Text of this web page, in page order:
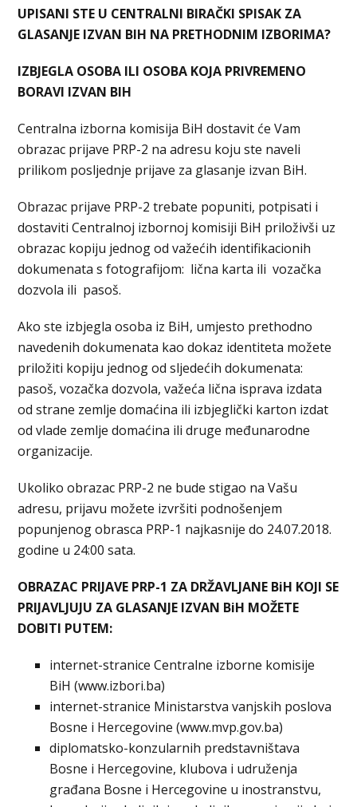
UPISANI STE U CENTRALNI BIRAČKI SPISAK ZA
GLASANJE IZVAN BIH NA PRETHODNIM IZBORIMA?
IZBJEGLA OSOBA ILI OSOBA KOJA PRIVREMENO
BORAVI IZVAN BIH
Centralna izborna komisija BiH dostavit će Vam
obrazac prijave PRP-2 na adresu koju ste naveli
prilikom posljednje prijave za glasanje izvan BiH.
Obrazac prijave PRP-2 trebate popuniti, potpisati i
dostaviti Centralnoj izbornoj komisiji BiH priloživši uz
obrazac kopiju jednog od važećih identifikacionih
dokumenata s fotografijom: lična karta ili vozačka
dozvola ili pasoš.
Ako ste izbjegla osoba iz BiH, umjesto prethodno
navedenih dokumenata kao dokaz identiteta možete
priložiti kopiju jednog od sljedećih dokumenata:
pasoš, vozačka dozvola, važeća lična isprava izdata
od strane zemlje domaćina ili izbjeglički karton izdat
od vlade zemlje domaćina ili druge međunarodne
organizacije.
Ukoliko obrazac PRP-2 ne bude stigao na Vašu
adresu, prijavu možete izvršiti podnošenjem
popunjenog obrasca PRP-1 najkasnije do 24.07.2018.
godine u 24:00 sata.
OBRAZAC PRIJAVE PRP-1 ZA DRŽAVLJANE BiH KOJI SE
PRIJAVLJUJU ZA GLASANJE IZVAN BiH MOŽETE
DOBITI PUTEM:
internet-stranice Centralne izborne komisije
BiH (www.izbori.ba)
internet-stranice Ministarstva vanjskih poslova
Bosne i Hercegovine (www.mvp.gov.ba)
diplomatsko-konzularnih predstavništava
Bosne i Hercegovine, klubova i udruženja
građana Bosne i Hercegovine u inostranstvu,